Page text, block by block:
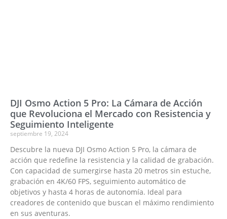
DJI Osmo Action 5 Pro: La Cámara de Acción
que Revoluciona el Mercado con Resistencia y
Seguimiento Inteligente
septiembre 19, 2024
Descubre la nueva DJI Osmo Action 5 Pro, la cámara de
acción que redefine la resistencia y la calidad de grabación.
Con capacidad de sumergirse hasta 20 metros sin estuche,
grabación en 4K/60 FPS, seguimiento automático de
objetivos y hasta 4 horas de autonomía. Ideal para
creadores de contenido que buscan el máximo rendimiento
en sus aventuras.